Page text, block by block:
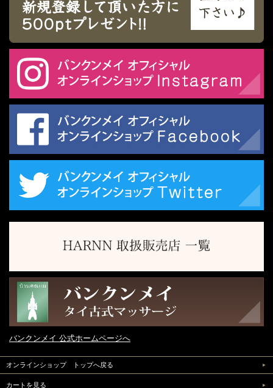
バンクンメイ 公式ホームページへ
オンラインショップ トップへ戻る
カートを見る